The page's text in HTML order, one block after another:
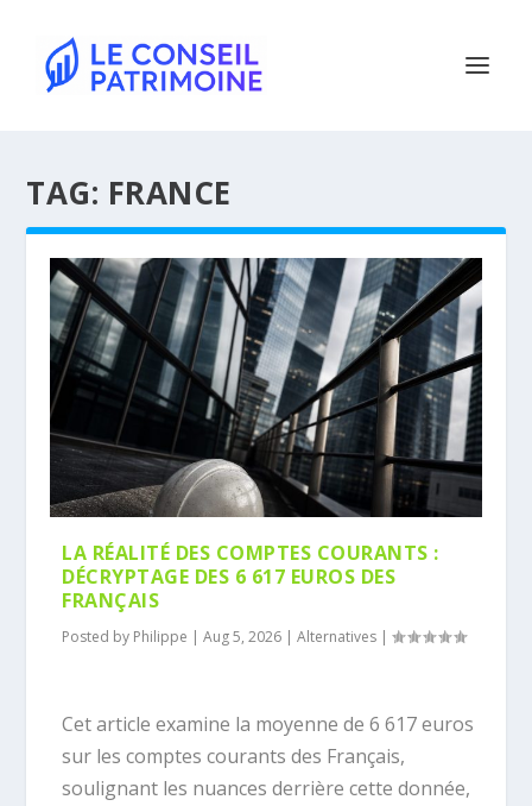
TAG: FRANCE
LA RÉALITÉ DES COMPTES COURANTS :
DÉCRYPTAGE DES 6 617 EUROS DES
FRANÇAIS
Posted by Philippe |Aug 5, 2026 |Alternatives |
Cet article examine la moyenne de 6 617 euros
sur les comptes courants des Français,
soulignant les nuances derrière cette donnée,